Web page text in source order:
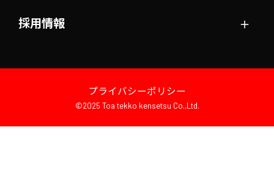
採用情報 ＋
プライバシーポリシー
©2025 Toa tekko kensetsu Co.,Ltd.